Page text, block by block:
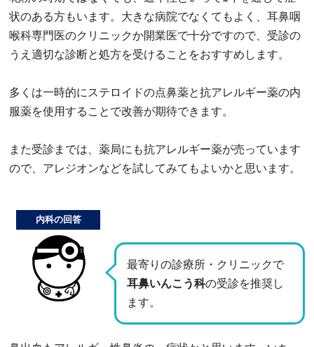
状のある方もいます。大きな病院でなくてもよく、耳鼻咽
喉科専門医のクリニックか開業医で十分ですので、受診の
うえ適切な診断と処方を受けることをおすすめします。
多くは一時的にステロイドの点鼻薬と抗アレルギー薬の内
服薬を使用することで改善が期待できます。
また受診までは、薬局にも抗アレルギー薬が売っています
ので、アレジオンなどを試してみてもよいかと思います。
最寄りの診療所・クリニックで
耳鼻いんこう科の受診を推奨し
ます。
内科の回答